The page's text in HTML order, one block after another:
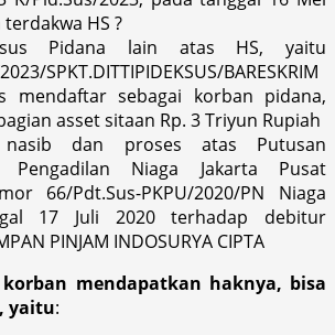
HS ?
Pidana lain atas HS, yaitu
SPKT.DITTIPIDEKSUS/BARESKRIM
mendaftar sebagai korban pidana,
asset sitaan Rp. 3 Triyun Rupiah
nasib dan proses atas Putusan
Pengadilan Niaga Jakarta Pusat
66/Pdt.Sus-PKPU/2020/PN Niaga
17 Juli 2020 terhadap debitur
PINJAM INDOSURYA CIPTA
mendapatkan haknya, bisa
yaitu: